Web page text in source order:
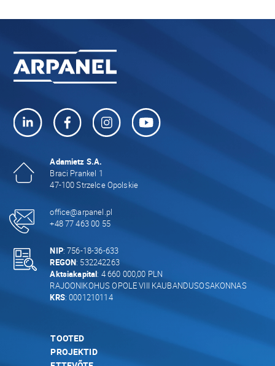
Adamietz S.A.
Braci Prankel 1
47-100 Strzelce Opolskie
office@arpanel.pl
+48 77 463 00 55
NIP: 756-18-36-633
REGON: 532242263
Aktsiakapital: 4 660 000,00 PLN
RAJOONIKOHUS OPOLE VIII KAUBANDUSOSAKONNAS
KRS: 0001210114
TOOTED
PROJEKTID